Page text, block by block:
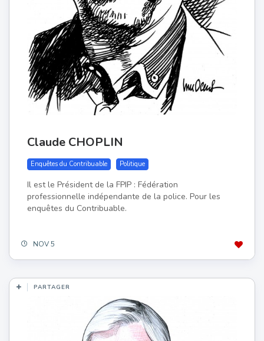
Claude CHOPLIN
Enquêtes du Contribuable Politique
Il est le Président de la FPIP : Fédération
professionnelle indépendante de la police. Pour les
enquêtes du Contribuable.
NOV 5
PARTAGER